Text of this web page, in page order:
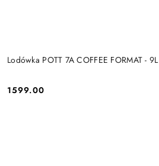
Lodówka POTT 7A COFFEE FORMAT - 9L
Cena:
1599.00